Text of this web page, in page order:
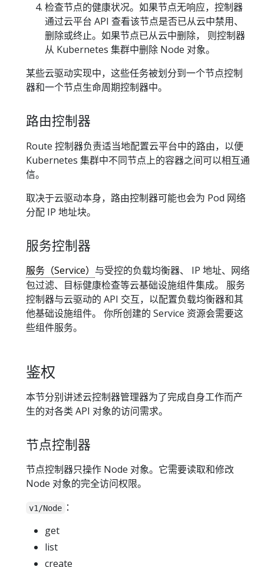
检查节点的健康状况。如果节点无响应，控制器
通过云平台 API 查看该节点是否已从云中禁用、
删除或终止。如果节点已从云中删除， 则控制器
从 Kubernetes 集群中删除 Node 对象。
某些云驱动实现中，这些任务被划分到一个节点控制
器和一个节点生命周期控制器中。
路由控制器
Route 控制器负责适当地配置云平台中的路由，以便
Kubernetes 集群中不同节点上的容器之间可以相互通
信。
取决于云驱动本身，路由控制器可能也会为 Pod 网络
分配 IP 地址块。
服务控制器
服务（Service） 与受控的负载均衡器、 IP 地址、网络
包过滤、目标健康检查等云基础设施组件集成。 服务
控制器与云驱动的 API 交互，以配置负载均衡器和其
他基础设施组件。 你所创建的 Service 资源会需要这
些组件服务。
鉴权
本节分别讲述云控制器管理器为了完成自身工作而产
生的对各类 API 对象的访问需求。
节点控制器
节点控制器只操作 Node 对象。它需要读取和修改
Node 对象的完全访问权限。
v1/Node ：
get
list
create